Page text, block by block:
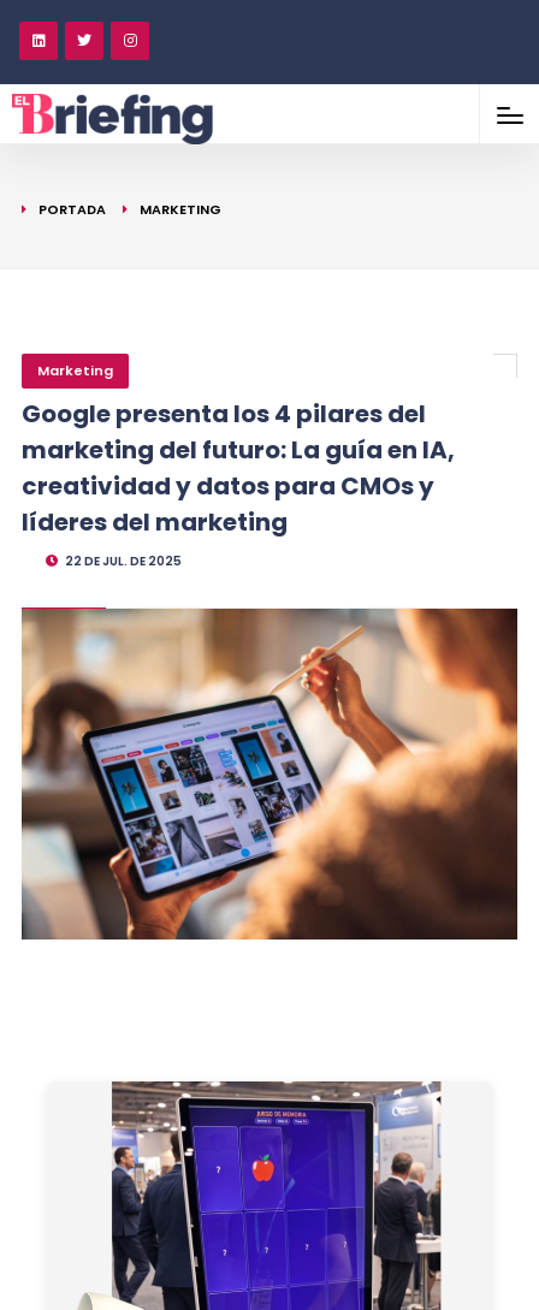
PORTADA MARKETING
Marketing
Google presenta los 4 pilares del
marketing del futuro: La guía en IA,
creatividad y datos para CMOs y
líderes del marketing
22 DE JUL. DE 2025